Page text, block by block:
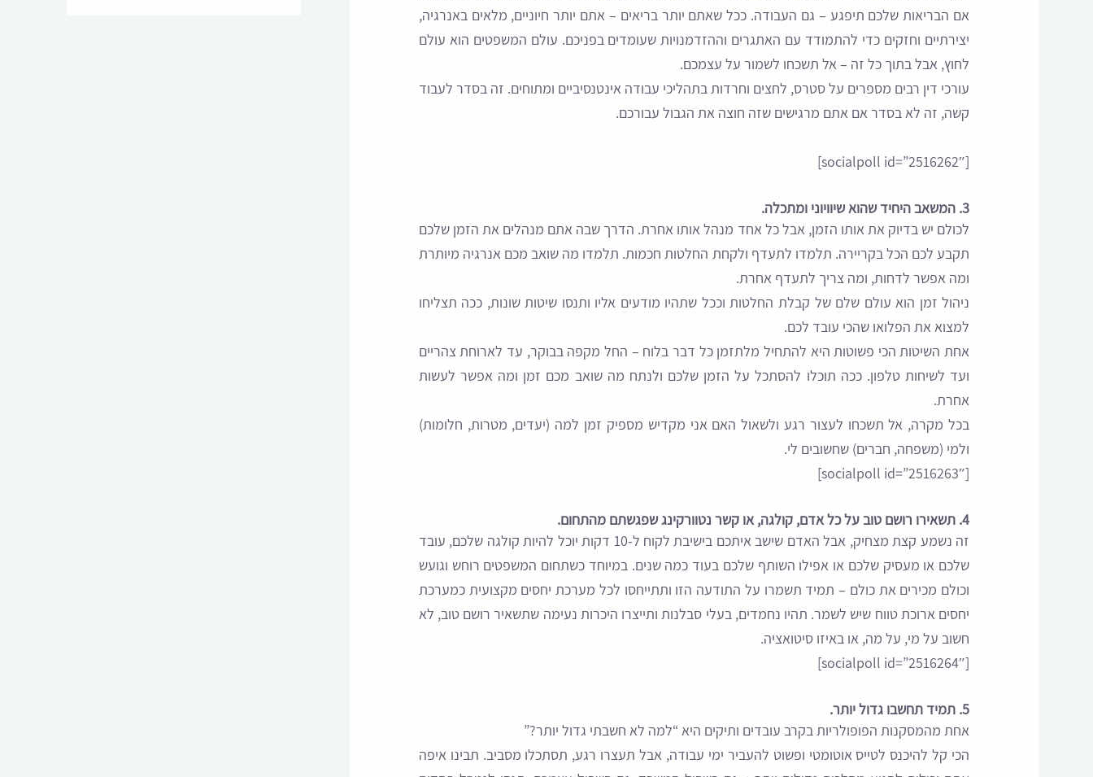
אם הבריאות שלכם תיפגע – גם העבודה. ככל שאתם יותר בריאים – אתם יותר חיוניים, מלאים באנרגיה,
יצירתיים וחזקים כדי להתמודד עם האתגרים וההזדמנויות שעומדים בפניכם. עולם המשפטים הוא עולם
לחוץ, אבל בתוך כל זה – אל תשכחו לשמור על עצמכם.
עורכי דין רבים מספרים על סטרס, לחצים וחרדות בתהליכי עבודה אינטנסיביים ומתוחים. זה בסדר לעבוד
קשה, זה לא בסדר אם אתם מרגישים שזה חוצה את הגבול עבורכם.
[socialpoll id=”2516262″]
3. המשאב היחיד שהוא שיוויוני ומתכלה
.
לכולם יש בדיוק את אותו הזמן, אבל כל אחד מנהל אותו אחרת. הדרך שבה אתם מנהלים את הזמן שלכם
תקבע לכם הכל בקריירה. תלמדו לתעדף ולקחת החלטות חכמות. תלמדו מה שואב מכם אנרגיה מיותרת
ומה אפשר לדחות, ומה צריך לתעדף אחרת.
ניהול זמן הוא עולם שלם של קבלת החלטות וככל שתהיו מודעים אליו ותנסו שיטות שונות, ככה תצליחו
למצוא את הפלואו שהכי עובד לכם.
אחת השיטות הכי פשוטות היא להתחיל מלתזמן כל דבר בלוח – החל מקפה בבוקר, עד לארוחת צהריים
ועד לשיחות טלפון. ככה תוכלו להסתכל על הזמן שלכם ולנתח מה שואב מכם זמן ומה אפשר לעשות
אחרת.
בכל מקרה, אל תשכחו לעצור רגע ולשאול האם אני מקדיש מספיק זמן למה (יעדים, מטרות, חלומות)
ולמי (משפחה, חברים) שחשובים לי.
[socialpoll id=”2516263″]
4. תשאירו רושם טוב על כל אדם, קולגה, או קשר נטוורקינג שפגשתם מהתחום.
זה נשמע קצת מצחיק, אבל האדם שישב איתכם בישיבת לקוח ל-10 דקות יוכל להיות קולגה שלכם, עובד
שלכם או מעסיק שלכם או אפילו השותף שלכם בעוד כמה שנים. במיוחד כשתחום המשפטים רוחש וגועש
וכולם מכירים את כולם – תמיד תשמרו על התודעה הזו ותתייחסו לכל מערכת יחסים מקצועית כמערכת
יחסים ארוכת טווח שיש לשמר. תהיו נחמדים, בעלי סבלנות ותייצרו היכרות נעימה שתשאיר רושם טוב, לא
חשוב על מי, על מה, או באיזו סיטואציה.
[socialpoll id=”2516264″]
5. תמיד תחשבו גדול יותר.
אחת מהמסקנות הפופולריות בקרב עובדים ותיקים היא “למה לא חשבתי גדול יותר?”
הכי קל להיכנס לטייס אוטומטי ופשוט להעביר ימי עבודה, אבל תעצרו רגע, תסתכלו מסביב. תבינו איפה